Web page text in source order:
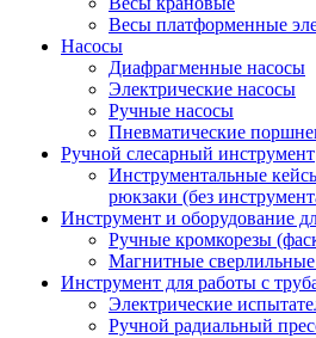
Весы платформенные
Насосы
Диафрагменные насосы
Электрические насосы
Ручные насосы
Пневматические
Ручной слесарный инструмент
Инструментальные
рюкзаки (без
Инструмент и оборудование
Ручные кромкорезы
Магнитные сверлильные
Инструмент для работы с
Электрические
Ручной радиальный